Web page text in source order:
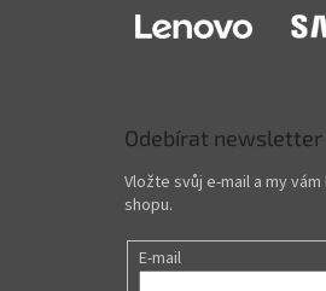
Odebírat newsletter
Vložte svůj e-mail a my
shopu.
E-mail